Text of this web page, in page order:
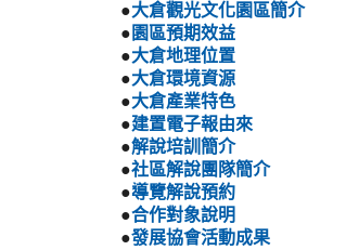
●大倉觀光文化園區簡介
● 園區預期效益
●大倉地理位置
●大倉環境資源
●大倉產業特色
●建置電子報由來
●解說培訓簡介
●社區解說團隊簡介
●導覽解說預約
●合作對象說明
●發展協會活動成果